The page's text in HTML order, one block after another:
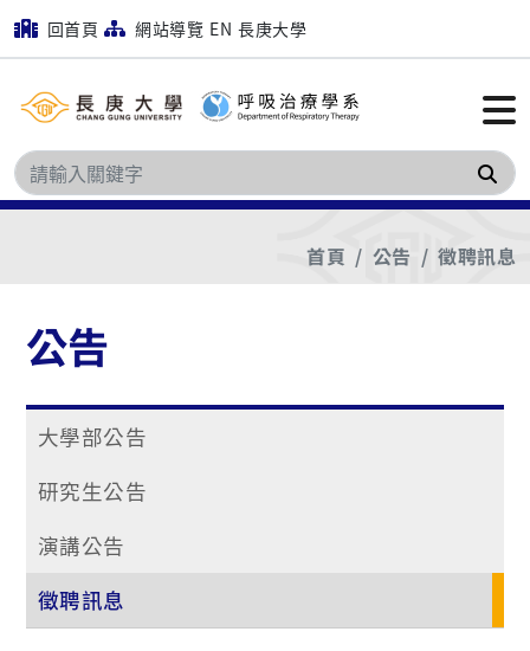
回首頁 網站導覽 EN 長庚大學
搜
首頁 公告 徵聘訊息
公告
大學部公告
研究生公告
演講公告
徵聘訊息